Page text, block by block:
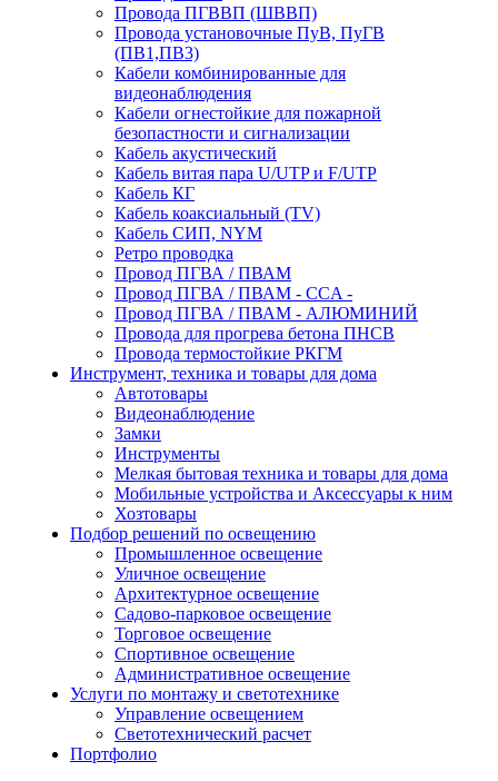
Провода ПГВВП (ШВВП)
Провода установочные ПуВ, ПуГВ
(ПВ1,ПВ3)
Кабели комбинированные для
видеонаблюдения
Кабели огнестойкие для пожарной
безопастности и сигнализации
Кабель акустический
Кабель витая пара U/UTP и F/UTP
Кабель КГ
Кабель коаксиальный (TV)
Кабель СИП, NYM
Ретро проводка
Провод ПГВА / ПВАМ
Провод ПГВА / ПВАМ - CCA -
Провод ПГВА / ПВАМ - АЛЮМИНИЙ
Провода для прогрева бетона ПНСВ
Провода термостойкие РКГМ
Инструмент, техника и товары для дома
Автотовары
Видеонаблюдение
Замки
Инструменты
Мелкая бытовая техника и товары для дома
Мобильные устройства и Аксессуары к ним
Хозтовары
Подбор решений по освещению
Промышленное освещение
Уличное освещение
Архитектурное освещение
Садово-парковое освещение
Торговое освещение
Спортивное освещение
Административное освещение
Услуги по монтажу и светотехнике
Управление освещением
Светотехнический расчет
Портфолио